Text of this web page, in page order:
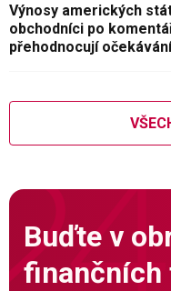
Výnosy amerických
obchodníci po
přehodnocují
Buďte v
finančních